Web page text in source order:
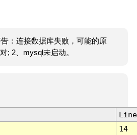
：连接数据库失败，可能的原
; 2、mysql未启动。
Line
14